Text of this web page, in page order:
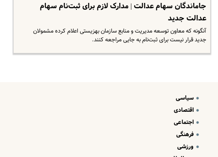
جاماندگان سهام عدالت | مدارک لازم برای ثبت‌نام سهام
عدالت جدید
آنگونه که معاون توسعه مدیریت و منابع سازمان بهزیستی اعلام کرده مشمولان
جدید قرار نیست برای ثبت‌نام به جایی مراجعه کنند.
سیاسی
اقتصادی
اجتماعی
فرهنگی
ورزشی